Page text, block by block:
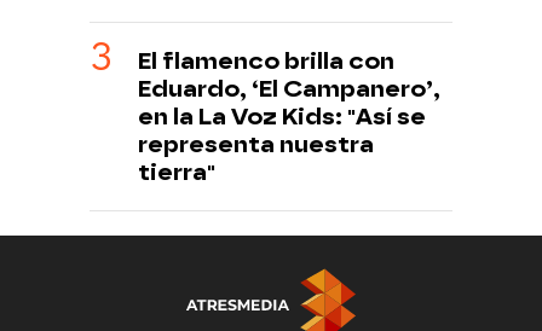
El flamenco brilla con
Eduardo, ‘El Campanero’,
en la La Voz Kids: "Así se
representa nuestra
tierra"